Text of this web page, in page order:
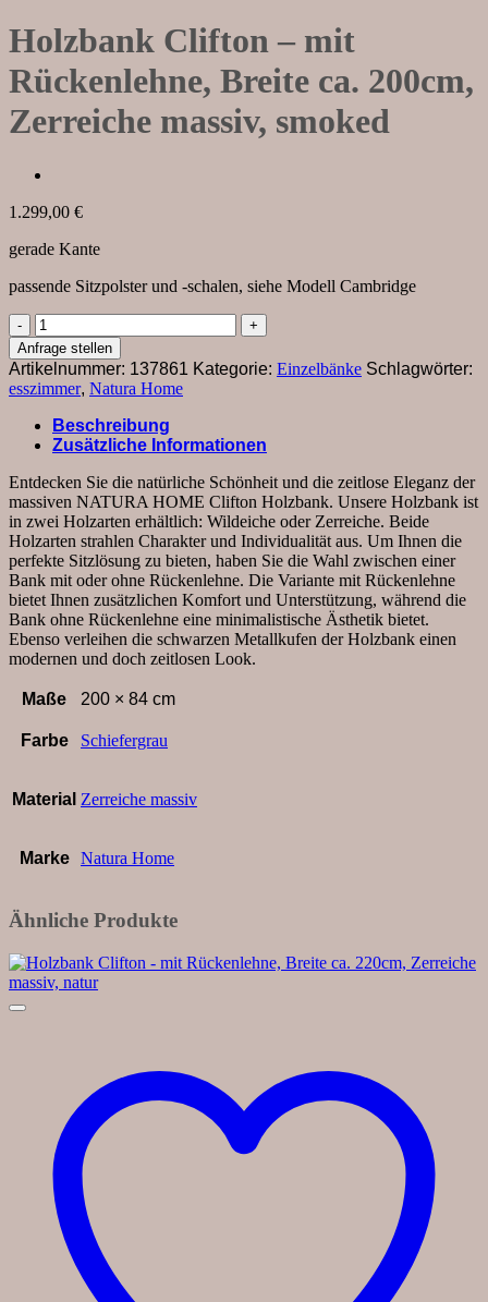
Holzbank Clifton – mit
Rückenlehne, Breite ca. 200cm,
Zerreiche massiv, smoked
1.299,00 €
gerade Kante
passende Sitzpolster und -schalen, siehe Modell Cambridge
Holzbank
Clifton
-
mit
Rückenlehne,
Breite
ca.
200cm,
Zerreiche
massiv,
smoked
Menge
Anfrage stellen
Artikelnummer: 137861 Kategorie: Einzelbänke Schlagwörter:
esszimmer, Natura Home
Beschreibung
Zusätzliche Informationen
Entdecken Sie die natürliche Schönheit und die zeitlose Eleganz der
massiven NATURA HOME Clifton Holzbank. Unsere Holzbank ist
in zwei Holzarten erhältlich: Wildeiche oder Zerreiche. Beide
Holzarten strahlen Charakter und Individualität aus. Um Ihnen die
perfekte Sitzlösung zu bieten, haben Sie die Wahl zwischen einer
Bank mit oder ohne Rückenlehne. Die Variante mit Rückenlehne
bietet Ihnen zusätzlichen Komfort und Unterstützung, während die
Bank ohne Rückenlehne eine minimalistische Ästhetik bietet.
Ebenso verleihen die schwarzen Metallkufen der Holzbank einen
modernen und doch zeitlosen Look.
Maße 200 × 84 cm
Farbe Schiefergrau
Material Zerreiche massiv
Marke Natura Home
Ähnliche Produkte